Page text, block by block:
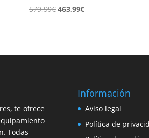
579,99€ El
579,99€.
463,99€El
463,99€.
te ofrece
Todas
Información
Aviso legal
Política de